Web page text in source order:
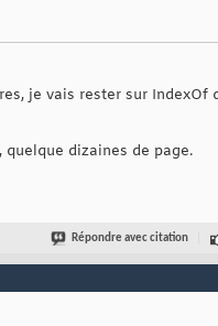
je vais rester sur IndexOf
dizaines de page.
Répondre avec citation